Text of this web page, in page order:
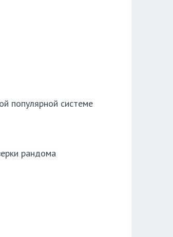
популярной системе
рандома